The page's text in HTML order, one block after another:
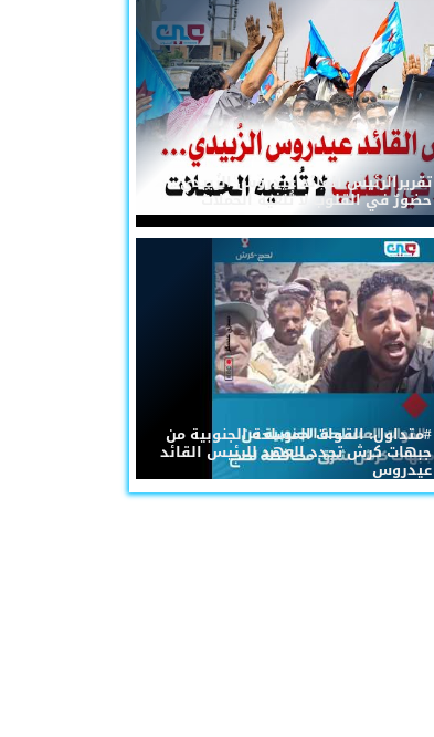
تقريرالرئيس القائد عيدروس الزُبيدي...
حضورٌ في القلوب لا تُلغيه الحملات
#متداول: القوات المسلحة الجنوبية من
جبهات كرش تجدد العهد للرئيس القائد
عيدروس